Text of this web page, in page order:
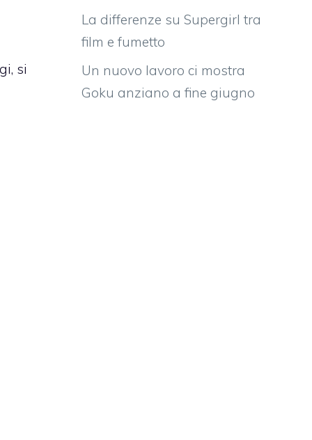
si
La differenze su Supergirl tra
film e fumetto
Un nuovo lavoro ci mostra
Goku anziano a fine giugno